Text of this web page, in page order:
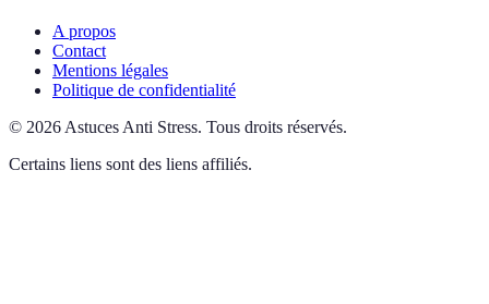
A propos
Contact
Mentions légales
Politique de confidentialité
© 2026 Astuces Anti Stress. Tous droits réservés.
Certains liens sont des liens affiliés.